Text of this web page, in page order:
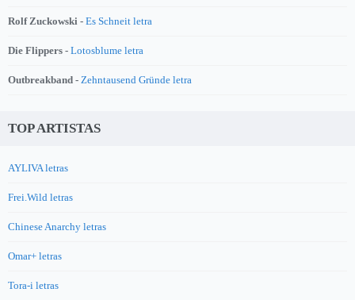
Rolf Zuckowski - Es Schneit letra
Die Flippers - Lotosblume letra
Outbreakband - Zehntausend Gründe letra
TOP ARTISTAS
AYLIVA letras
Frei.Wild letras
Chinese Anarchy letras
Omar+ letras
Tora-i letras